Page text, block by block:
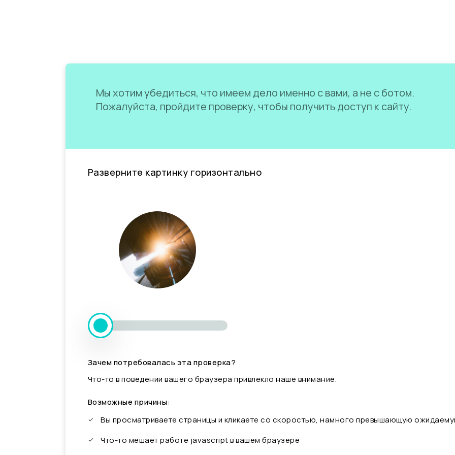
Мы хотим убедиться, что имеем дело именно с вами, а не с ботом.
Пожалуйста, пройдите проверку, чтобы получить доступ к сайту.
Разверните картинку горизонтально
Зачем потребовалась эта проверка?
Что-то в поведении вашего браузера привлекло наше внимание.
Возможные причины:
Вы просматриваете страницы и кликаете со скоростью, намного превышающую
Что-то мешает работе javascript в вашем браузере